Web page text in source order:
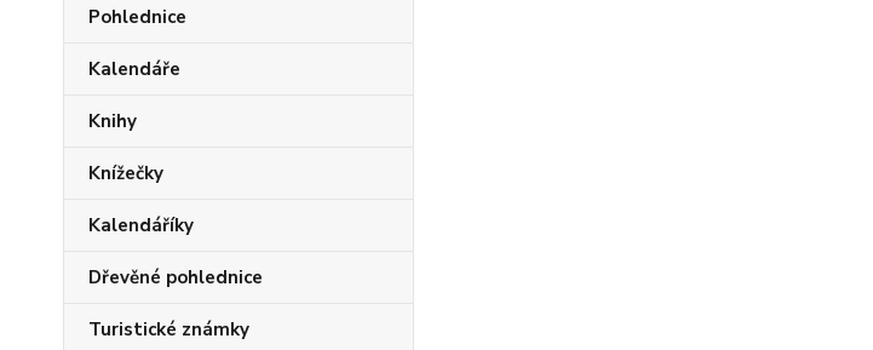
Pohlednice
Kalendáře
Knihy
Knížečky
Kalendáříky
Dřevěné pohlednice
Turistické známky